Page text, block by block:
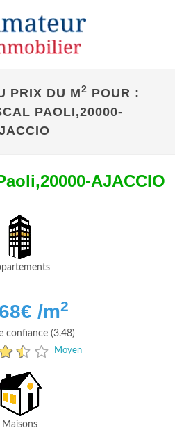
PRIX DU M2 POUR :
PAOLI,20000-
AJACCIO
€ /m2
confiance (3.48)
Moyen
Maisons